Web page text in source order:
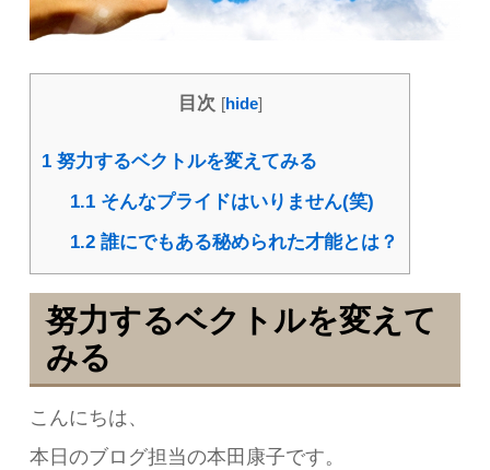
目次 [hide]
1 努力するベクトルを変えてみる
1.1 そんなプライドはいりません(笑)
1.2 誰にでもある秘められた才能とは？
努力するベクトルを変えて
みる
こんにちは、
本日のブログ担当の本田康子です。